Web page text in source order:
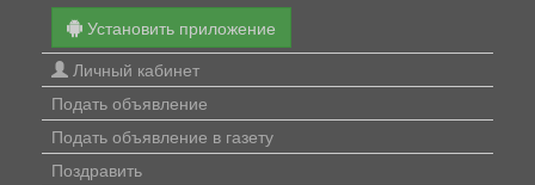
Установить приложение
Личный кабинет
Подать объявление
Подать объявление в газету
Поздравить